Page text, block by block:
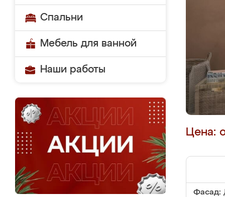
Спальни
Мебель для ванной
Наши работы
Цена:
Фасад: